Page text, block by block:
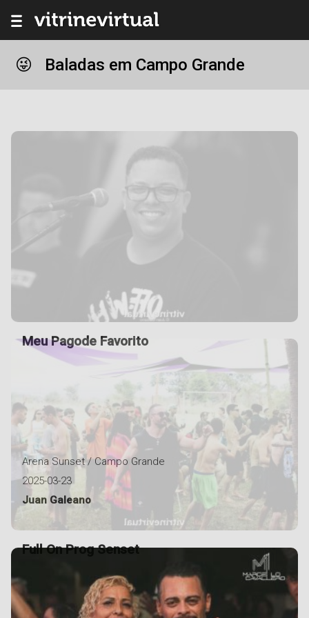
Baladas em Campo Grande
Meu Pagode Favorito
Arena Sunset / Campo Grande
2025-03-23
Juan Galeano
Full On Prog Senset